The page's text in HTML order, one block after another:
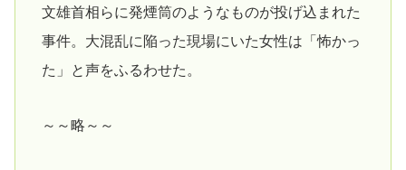
文雄首相らに発煙筒のようなものが投げ込まれた
事件。大混乱に陥った現場にいた女性は「怖かっ
た」と声をふるわせた。
～～略～～